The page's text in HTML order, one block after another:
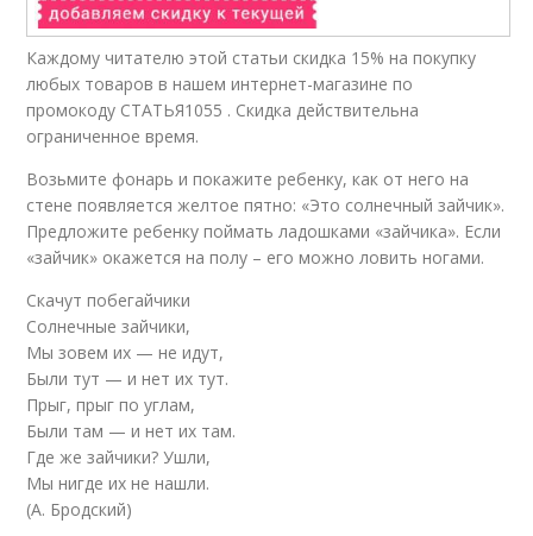
Каждому читателю этой статьи скидка 15% на покупку
любых товаров в нашем интернет-магазине по
промокоду СТАТЬЯ1055 . Скидка действительна
ограниченное время.
Возьмите фонарь и покажите ребенку, как от него на
стене появляется желтое пятно: «Это солнечный зайчик».
Предложите ребенку поймать ладошками «зайчика». Если
«зайчик» окажется на полу – его можно ловить ногами.
Скачут побегайчики
Солнечные зайчики,
Мы зовем их — не идут,
Были тут — и нет их тут.
Прыг, прыг по углам,
Были там — и нет их там.
Где же зайчики? Ушли,
Мы нигде их не нашли.
(А. Бродский)